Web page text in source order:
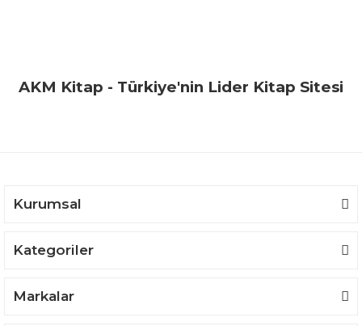
AKM Kitap - Türkiye'nin Lider Kitap Sitesi
Kurumsal
Kategoriler
Markalar